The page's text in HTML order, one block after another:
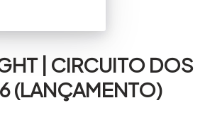
| CIRCUITO DOS
(LANÇAMENTO)